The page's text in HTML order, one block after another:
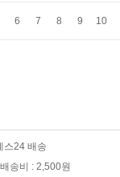
6 7 8 9 10
스24 배송
배송비 : 2,500원